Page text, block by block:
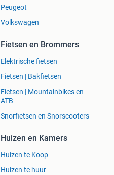
Peugeot
Volkswagen
Fietsen en Brommers
Elektrische fietsen
Fietsen | Bakfietsen
Fietsen | Mountainbikes en
ATB
Snorfietsen en Snorscooters
Huizen en Kamers
Huizen te Koop
Huizen te huur